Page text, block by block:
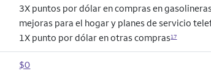
3X puntos por dólar en compras en
mejoras para el hogar y planes de servicio
1X punto por dólar en otras compras17
$0